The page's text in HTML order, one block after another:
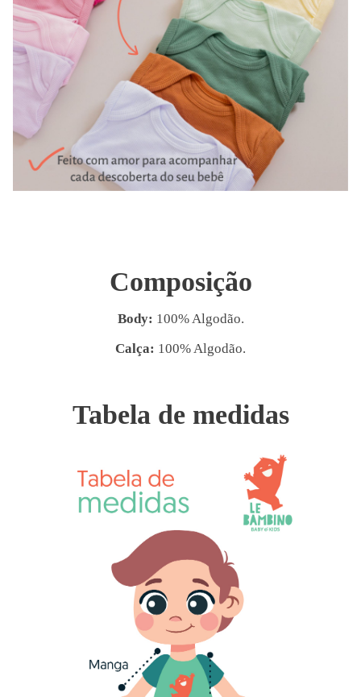
Composição
Body: 100% Algodão.
Calça: 100% Algodão.
Tabela de medidas